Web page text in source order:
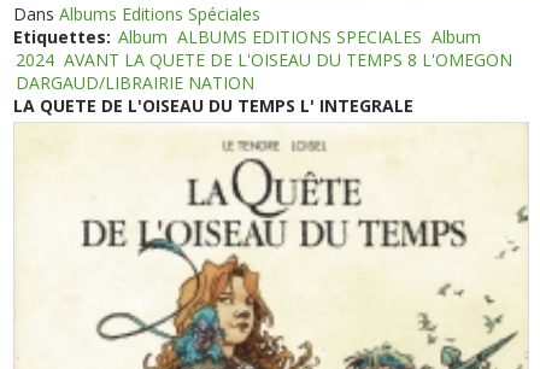
DansAlbums Editions Spéciales
Etiquettes: Album ALBUMS EDITIONS SPECIALES Album
2024 AVANT LA QUETE DE L'OISEAU DU TEMPS 8 L'OMEGON
DARGAUD/LIBRAIRIE NATION
LA QUETE DE L'OISEAU DU TEMPS L' INTEGRALE